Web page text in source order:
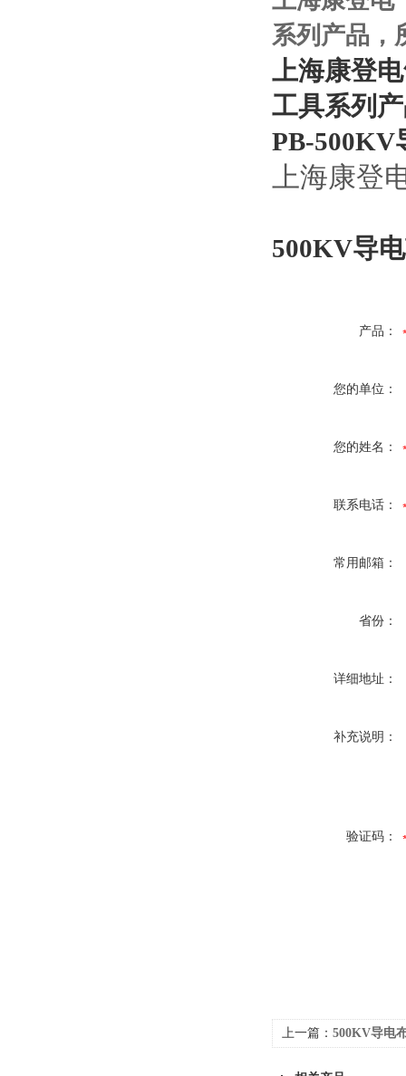
系列产品，
上海康登
工具系列
PB-500KV
上海康登
500KV导
产品：
您的单位：
您的姓名：
联系电话：
常用邮箱：
省份：
详细地址：
补充说明：
验证码：
上一篇： 500KV导电